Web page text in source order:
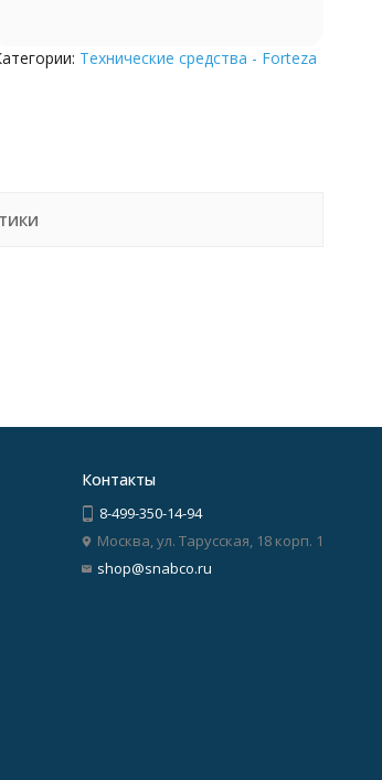
Технические средства - Forteza
Контакты
8-499-350-14-94
Москва, ул. Тарусская, 18 корп. 1
shop@snabco.ru